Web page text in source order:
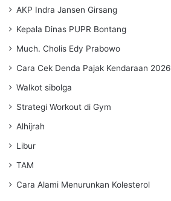
AKP Indra Jansen Girsang
Kepala Dinas PUPR Bontang
Much. Cholis Edy Prabowo
Cara Cek Denda Pajak Kendaraan 2026
Walkot sibolga
Strategi Workout di Gym
Alhijrah
Libur
TAM
Cara Alami Menurunkan Kolesterol